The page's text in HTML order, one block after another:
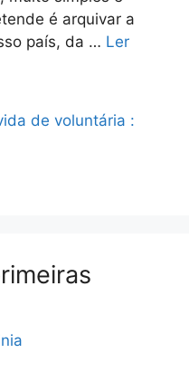
é arquivar a
país, da … Ler
de voluntária :